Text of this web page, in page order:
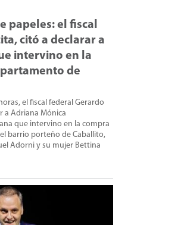
papeles: el fiscal
citó a declarar a
intervino en la
de
el fiscal federal Gerardo
a Adriana Mónica
que intervino en la compra
barrio porteño de Caballito,
Adorni y su mujer Bettina